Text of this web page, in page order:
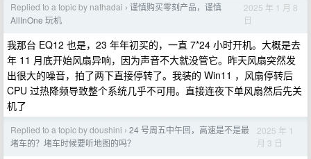
Replied to a topic by nathadai › 谨慎购买零刻产品，谨慎
AllInOne 玩机
2025 年 1 月 8
日
我那台 EQ12 也是，23 年年初买的，一直 7*24 小时开机。大概是去
年 11 月底开始风扇异响，因为声音不大就没管它。昨天风扇突然发
出很大的噪音，拍了两下直接停转了。我装的 Win11 ，风扇停转后
CPU 过热降频导致整个系统几乎不可用。直接连夜下单风扇然后先关
机了
Replied to a topic by doushini › 24 号周五中午回，高速是不是最
堵车的？堵车时候要听地图的吗？
2025 年 1
月 3 日